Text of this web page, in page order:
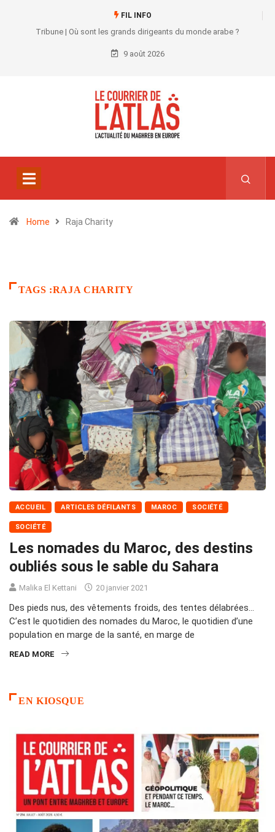
FIL INFO
Tribune | Où sont les grands dirigeants du monde arabe ?
9 août 2026
Home Raja Charity
TAGS :RAJA CHARITY
ACCUEIL ARTICLES DÉFILANTS MAROC SOCIÉTÉ
SOCIÉTÉ
Les nomades du Maroc, des destins
oubliés sous le sable du Sahara
Malika El Kettani 20 janvier 2021
Des pieds nus, des vêtements froids, des tentes délabrées…
C’est le quotidien des nomades du Maroc, le quotidien d’une
population en marge de la santé, en marge de
READ MORE
EN KIOSQUE